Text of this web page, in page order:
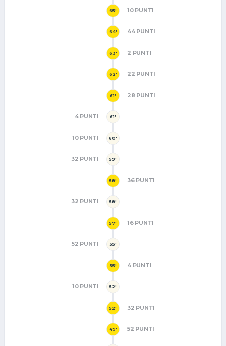
65' 10 PUNTI
64' 44 PUNTI
63' 2 PUNTI
62' 22 PUNTI
61' 28 PUNTI
61'
4 PUNTI
60'
10 PUNTI
59'
32 PUNTI
58' 36 PUNTI
58'
32 PUNTI
57' 16 PUNTI
55'
52 PUNTI
55' 4 PUNTI
52'
10 PUNTI
52' 32 PUNTI
49' 52 PUNTI